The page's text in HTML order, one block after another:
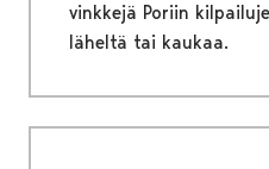
vinkkejä Poriin
läheltä tai kaukaa.